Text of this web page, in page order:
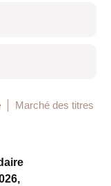
Marché des titres